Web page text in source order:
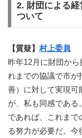
2. 財団による
ついて
【質疑】村上委員
昨年12月に財団か
れまでの協議で市が
善）に対して実現可
が、私も同感である
であれば、これまで
る努力が必要だ。今